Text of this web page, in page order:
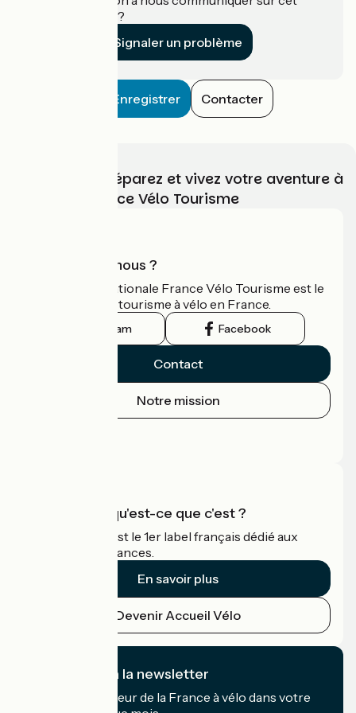
établissement ?
Signaler un problème
Enregistrer Contacter
Choisissez, préparez et vivez votre aventure à
vélo avec France Vélo Tourisme
Qui sommes-nous ?
L'association nationale France Vélo Tourisme est le
guide officiel du tourisme à vélo en France.
Instagram Facebook
Contact
Notre mission
Accueil Vélo qu'est-ce que c'est ?
Accueil Vélo c'est le 1er label français dédié aux
cyclistes en vacances.
En savoir plus
Devenir Accueil Vélo
Je m'abonne à la newsletter
Recevez le meilleur de la France à vélo dans votre